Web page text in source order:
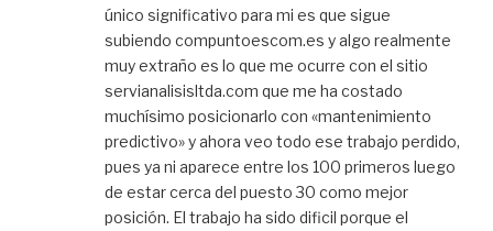
único significativo para mi es que sigue
subiendo compuntoescom.es y algo realmente
muy extraño es lo que me ocurre con el sitio
servianalisisltda.com que me ha costado
muchísimo posicionarlo con «mantenimiento
predictivo» y ahora veo todo ese trabajo perdido,
pues ya ni aparece entre los 100 primeros luego
de estar cerca del puesto 30 como mejor
posición. El trabajo ha sido dificil porque el